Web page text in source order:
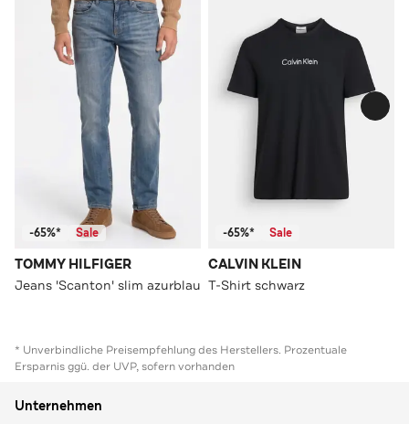
-65%* Sale
TOMMY HILFIGER
Jeans 'Scanton' slim azurblau
-65%* Sale
CALVIN KLEIN
T-Shirt schwarz
* Unverbindliche Preisempfehlung des Herstellers. Prozentuale
Ersparnis ggü. der UVP, sofern vorhanden
Unternehmen